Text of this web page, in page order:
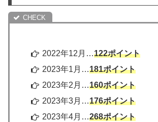
2022年12月…122ポイント
2023年1月…181ポイント
2023年2月…160ポイント
2023年3月…176ポイント
2023年4月…268ポイント